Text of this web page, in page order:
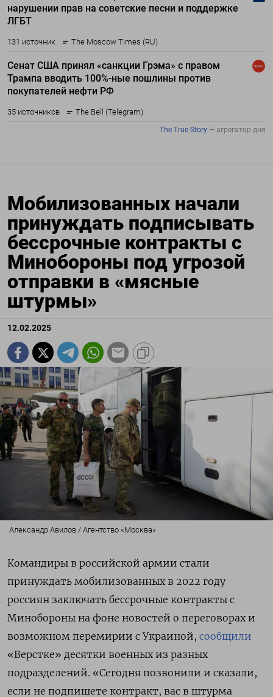
Мобилизованных начали
принуждать подписывать
бессрочные контракты с
Минобороны под угрозой
отправки в «мясные
штурмы»
12.02.2025
Александр Авилов / Агентство «Москва»
Командиры в российской армии стали
принуждать мобилизованных в 2022 году
россиян заключать бессрочные контракты с
Минобороны на фоне новостей о переговорах и
возможном перемирии с Украиной, сообщили
«Верстке» десятки военных из разных
подразделений. «Сегодня позвонили и сказали,
если не подпишете контракт, вас в штурма